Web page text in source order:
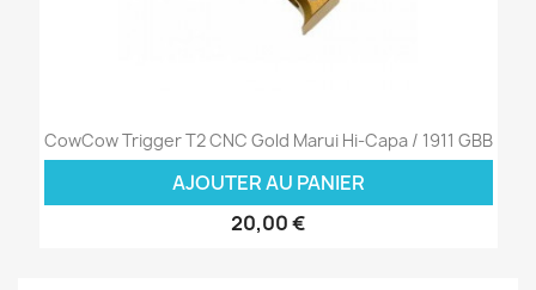
CowCow Trigger T2 CNC Gold Marui Hi-Capa / 1911 GBB
AJOUTER AU PANIER
20,00 €